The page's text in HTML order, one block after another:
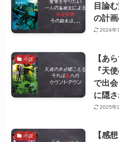
目論
の計
2024年
小説
【あ
『天
で出
に隠
2025年
小説
【感